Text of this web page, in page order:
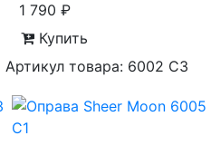
1 790 ₽
Купить
Артикул товара: 6002 С3